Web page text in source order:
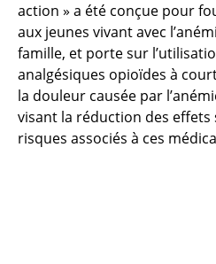
action » a été conçue pour
aux jeunes vivant avec
famille, et porte sur
analgésiques opioïdes à
la douleur causée par
visant la réduction des effets
risques associés à ces